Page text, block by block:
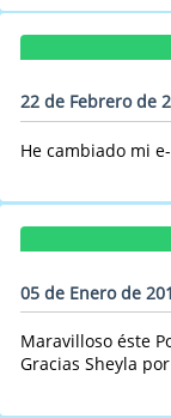
22 de Febrero de
He cambiado mi
05 de Enero de
Maravilloso éste
Gracias Sheyla